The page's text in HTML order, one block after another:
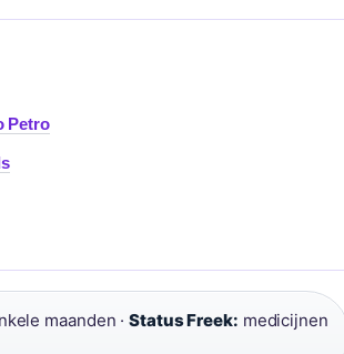
Petro
maanden ·Status Freek: medicijnen